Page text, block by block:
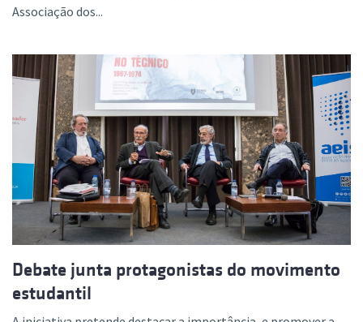
Associação dos...
Debate junta protagonistas do movimento
estudantil